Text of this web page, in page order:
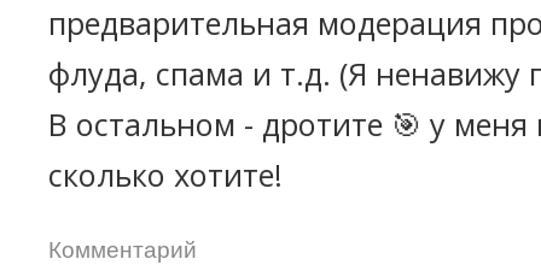
предварительная модерация
флуда, спама и т.д. (Я ненавижу
В остальном - дротите 🎯 у
сколько хотите!
Комментарий